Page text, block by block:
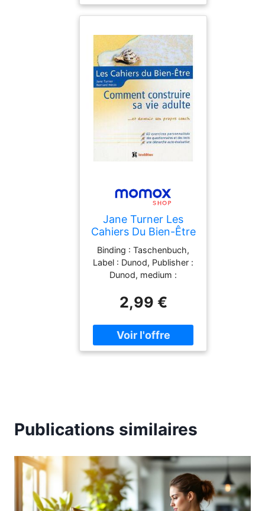
dévoilant une intensité
exceptionnelle pendant 5
aux compliments ! *Test
d'auto-évaluation, 69
femmes.
Mertens de Wilmars, ISBN
: 2889534278
Jane Turner Les
Cahiers Du Bien-Être
: Comment
Construire Sa Vie
Adulte Et Devenir
Son Propre Coach
Binding : Taschenbuch,
Label : Dunod, Publisher :
Dunod, medium :
publicationDate : 2005-
06-09, authors : Jane
Turner, Bernard Hévin,
languages : french, ISBN :
210048964X
2,99 €
Publications similaires